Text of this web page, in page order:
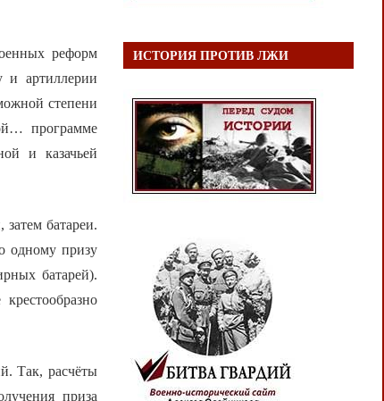
реформ
и артиллерии
степени
программе
и казачьей
батареи.
одному призу
батарей).
Так, расчёты
приза
ИСТОРИЯ ПРОТИВ ЛЖИ